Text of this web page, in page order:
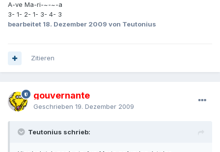
A-ve Ma-ri-~-~-a
3- 1- 2- 1- 3- 4- 3
bearbeitet 18. Dezember 2009 von Teutonius
Zitieren
gouvernante
Geschrieben 19. Dezember 2009
Teutonius schrieb: